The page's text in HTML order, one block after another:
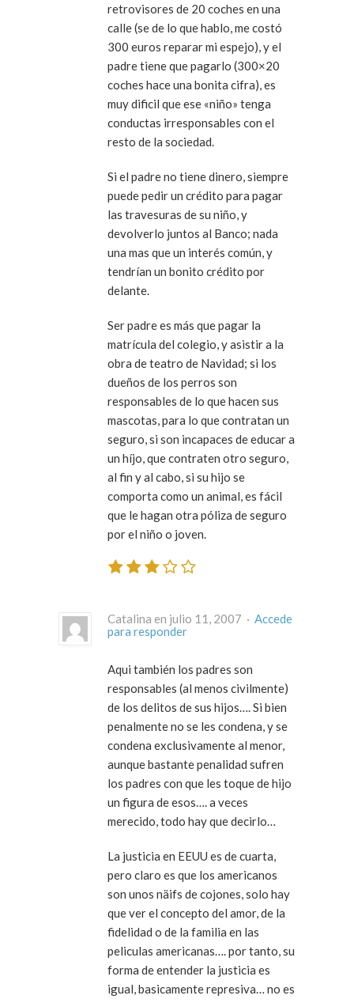
retrovisores de 20 coches en una
calle (se de lo que hablo, me costó
300 euros reparar mi espejo), y el
padre tiene que pagarlo (300×20
coches hace una bonita cifra), es
muy dificil que ese «niño» tenga
conductas irresponsables con el
resto de la sociedad.
Si el padre no tiene dinero, siempre
puede pedir un crédito para pagar
las travesuras de su niño, y
devolverlo juntos al Banco; nada
una mas que un interés común, y
tendrían un bonito crédito por
delante.
Ser padre es más que pagar la
matrícula del colegio, y asistir a la
obra de teatro de Navidad; si los
dueños de los perros son
responsables de lo que hacen sus
mascotas, para lo que contratan un
seguro, si son incapaces de educar a
un híjo, que contraten otro seguro,
al fin y al cabo, si su hijo se
comporta como un animal, es fácil
que le hagan otra póliza de seguro
por el niño o joven.
Catalina en julio 11, 2007 · Accede
para responder
Aqui también los padres son
responsables (al menos civilmente)
de los delitos de sus hijos…. Si bien
penalmente no se les condena, y se
condena exclusivamente al menor,
aunque bastante penalidad sufren
los padres con que les toque de hijo
un figura de esos…. a veces
merecido, todo hay que decirlo…
La justicia en EEUU es de cuarta,
pero claro es que los americanos
son unos näifs de cojones, solo hay
que ver el concepto del amor, de la
fidelidad o de la familia en las
peliculas americanas…. por tanto, su
forma de entender la justicia es
igual, basicamente represiva… no es